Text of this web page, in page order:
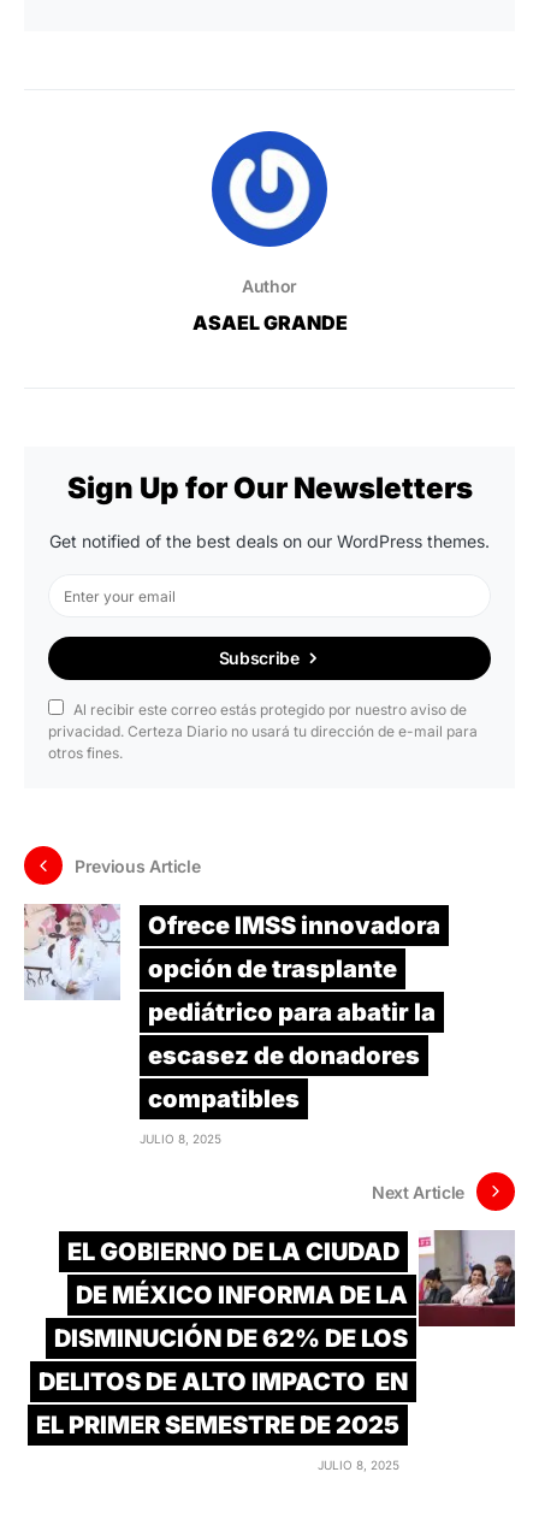
Author
ASAEL GRANDE
Sign Up for Our Newsletters
Get notified of the best deals on our WordPress themes.
Subscribe
Al recibir este correo estás protegido por nuestro aviso de
privacidad. Certeza Diario no usará tu dirección de e-mail para
otros fines.
Previous Article
Ofrece IMSS innovadora
opción de trasplante
pediátrico para abatir la
escasez de donadores
compatibles
JULIO 8, 2025
Next Article
EL GOBIERNO DE LA CIUDAD
DE MÉXICO INFORMA DE LA
DISMINUCIÓN DE 62% DE LOS
DELITOS DE ALTO IMPACTO EN
EL PRIMER SEMESTRE DE 2025
JULIO 8, 2025